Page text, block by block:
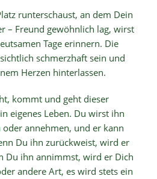
runterschaust, an dem Dein
– Freund gewöhnlich lag, wirst
Tage erinnern. Die
schmerzhaft sein und
Herzen hinterlassen.
kommt und geht dieser
eigenes Leben. Du wirst ihn
annehmen, und er kann
Du ihn zurückweist, wird er
Du ihn annimmst, wird er Dich
andere Art, es wird stets ein